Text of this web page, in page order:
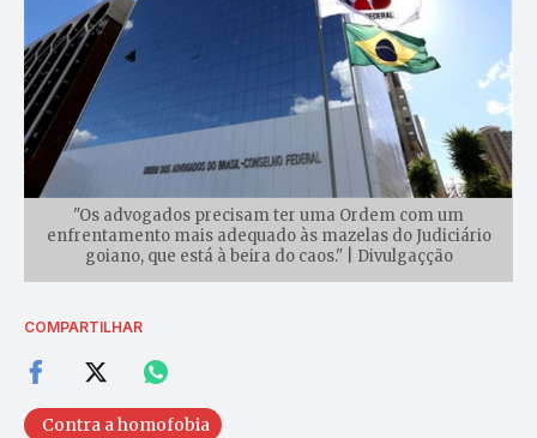
"Os advogados precisam ter uma Ordem com um
enfrentamento mais adequado às mazelas do Judiciário
goiano, que está à beira do caos." | Divulgaçção
COMPARTILHAR
Contra a homofobia